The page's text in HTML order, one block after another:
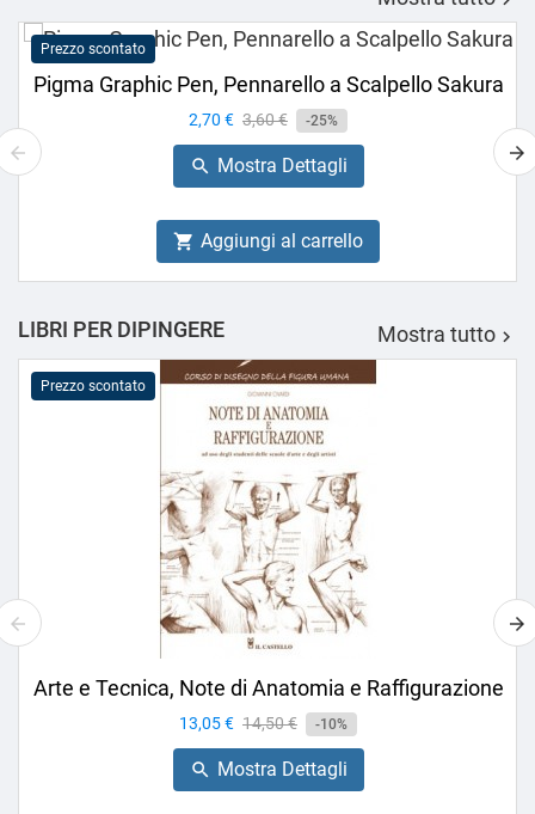
Prezzo scontato
Pigma Graphic Pen, Pennarello a Scalpello Sakura
Prezzo
2,70 € Prezzo
base
3,60 € -25%
 Mostra Dettagli
 Aggiungi al carrello
LIBRI PER DIPINGERE Mostra tutto 
Prezzo scontato
Arte e Tecnica, Note di Anatomia e Raffigurazione
Prezzo
13,05 € Prezzo
base
14,50 € -10%
 Mostra Dettagli